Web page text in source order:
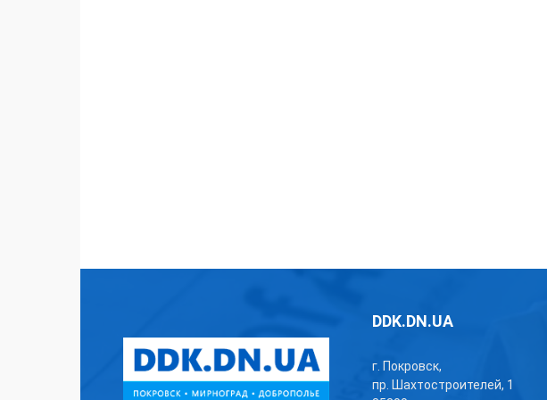
DDK.DN.UA
г. Покровск,
пр. Шахтостроителей, 1